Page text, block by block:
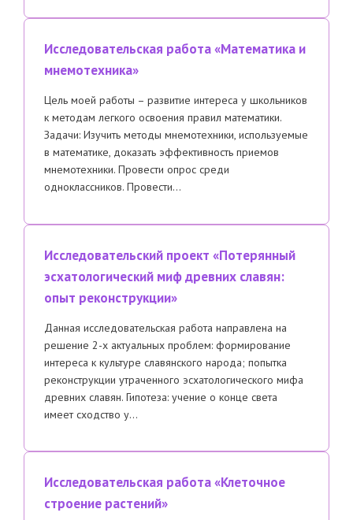
Исследовательская работа «Математика и
мнемотехника»
Цель моей работы – развитие интереса у школьников
к методам легкого освоения правил математики.
Задачи: Изучить методы мнемотехники, используемые
в математике, доказать эффективность приемов
мнемотехники. Провести опрос среди
одноклассников. Провести…
Исследовательский проект «Потерянный
эсхатологический миф древних славян:
опыт реконструкции»
Данная исследовательская работа направлена на
решение 2-х актуальных проблем: формирование
интереса к культуре славянского народа; попытка
реконструкции утраченного эсхатологического мифа
древних славян. Гипотеза: учение о конце света
имеет сходство у…
Исследовательская работа «Клеточное
строение растений»